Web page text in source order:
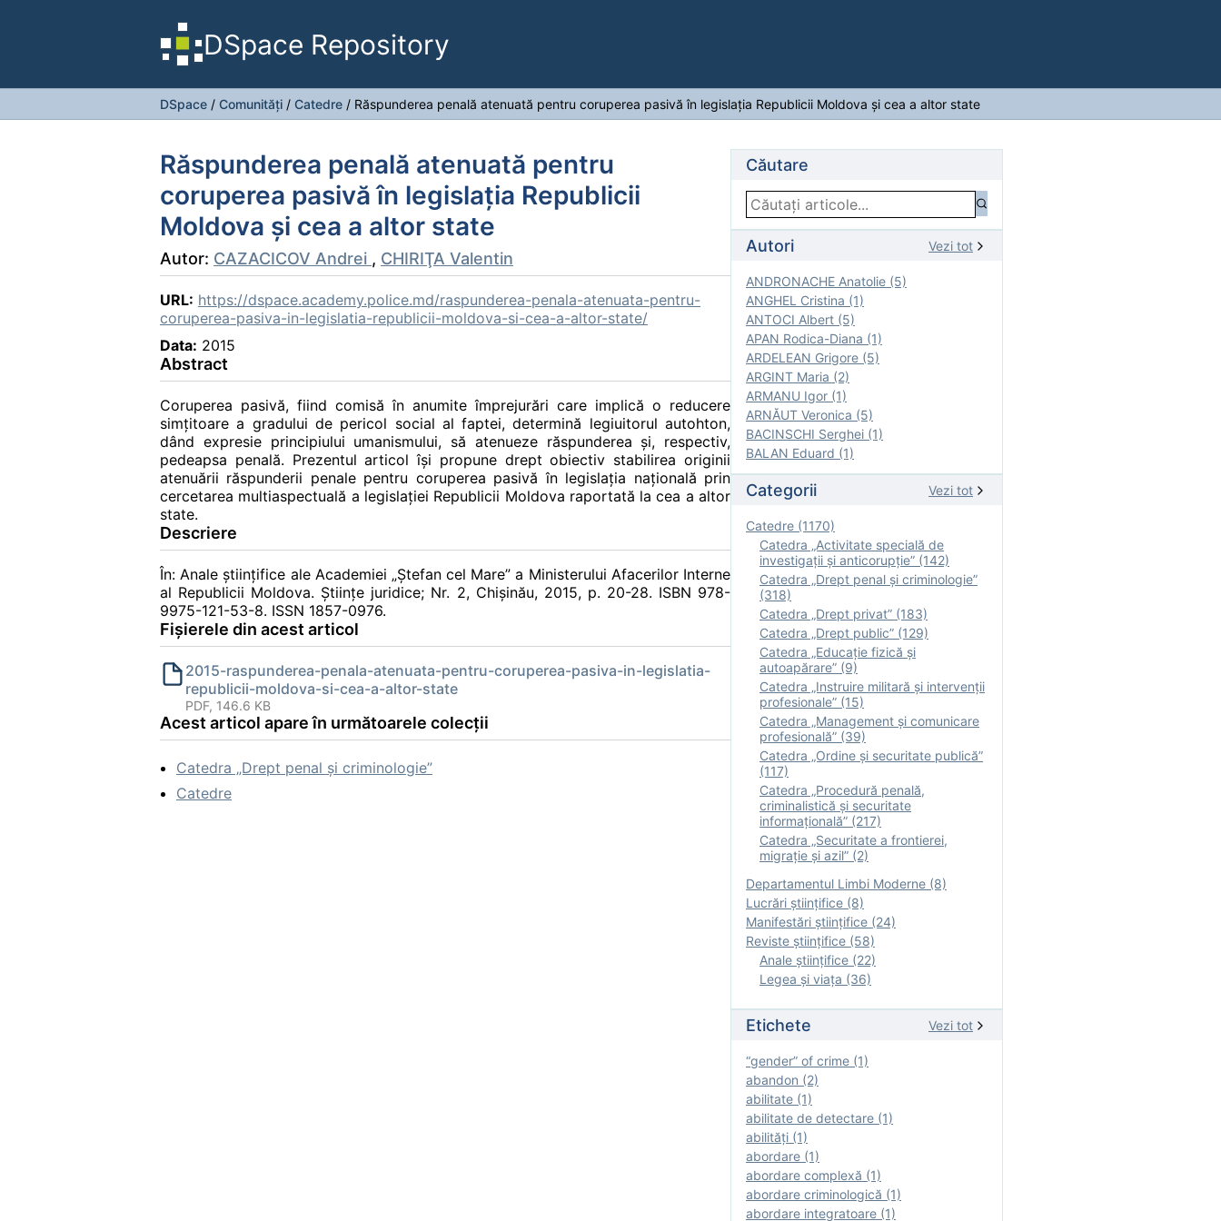
DSpace Repository
DSpace / Comunități / Catedre / Răspunderea penală atenuată pentru coruperea pasivă în legislaţia Republicii Moldova şi cea a altor state
Răspunderea penală atenuată pentru
coruperea pasivă în legislaţia Republicii
Moldova şi cea a altor state
Autor: CAZACICOV Andrei , CHIRIŢA Valentin
URL: https://dspace.academy.police.md/raspunderea-penala-atenuata-pentru-
coruperea-pasiva-in-legislatia-republicii-moldova-si-cea-a-altor-state/
Data: 2015
Abstract
Coruperea pasivă, fiind comisă în anumite împrejurări care implică o reducere
simţitoare a gradului de pericol social al faptei, determină legiuitorul autohton,
dând expresie principiului umanismului, să atenueze răspunderea şi, respectiv,
pedeapsa penală. Prezentul articol îşi propune drept obiectiv stabilirea originii
atenuării răspunderii penale pentru coruperea pasivă în legislaţia naţională prin
cercetarea multiaspectuală a legislaţiei Republicii Moldova raportată la cea a altor
state.
Descriere
În: Anale ştiinţifice ale Academiei „Ştefan cel Mare” a Ministerului Afacerilor Interne
al Republicii Moldova. Știinţe juridice; Nr. 2, Chişinău, 2015, p. 20-28. ISBN 978-
9975-121-53-8. ISSN 1857-0976.
Fișierele din acest articol
2015-raspunderea-penala-atenuata-pentru-coruperea-pasiva-in-legislatia-
republicii-moldova-si-cea-a-altor-state
PDF, 146.6 KB
Acest articol apare în următoarele colecții
Catedra „Drept penal și criminologie”
Catedre
Căutare
Autori Vezi tot
ANDRONACHE Anatolie (5)
ANGHEL Cristina (1)
ANTOCI Albert (5)
APAN Rodica-Diana (1)
ARDELEAN Grigore (5)
ARGINT Maria (2)
ARMANU Igor (1)
ARNĂUT Veronica (5)
BACINSCHI Serghei (1)
BALAN Eduard (1)
Categorii Vezi tot
Catedre (1170)
Catedra „Activitate specială de
investigaţii şi anticorupție” (142)
Catedra „Drept penal și criminologie”
(318)
Catedra „Drept privat” (183)
Catedra „Drept public” (129)
Catedra „Educație fizică şi
autoapărare” (9)
Catedra „Instruire militară şi intervenţii
profesionale” (15)
Catedra „Management și comunicare
profesională” (39)
Catedra „Ordine și securitate publică”
(117)
Catedra „Procedură penală,
criminalistică și securitate
informațională” (217)
Catedra „Securitate a frontierei,
migrație și azil” (2)
Departamentul Limbi Moderne (8)
Lucrări științifice (8)
Manifestări ştiinţifice (24)
Reviste ştiinţifice (58)
Anale ştiinţifice (22)
Legea şi viaţa (36)
Etichete Vezi tot
“gender” of crime (1)
abandon (2)
abilitate (1)
abilitate de detectare (1)
abilităţi (1)
abordare (1)
abordare complexă (1)
abordare criminologică (1)
abordare integratoare (1)